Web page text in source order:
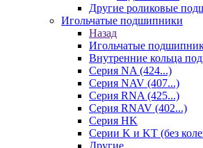
Другие роликовые
Игольчатые подшипники
Назад
Игольчатые
Внутренние кольца
Серия NA (424...)
Серия NAV (407...)
Серия RNA (425...)
Серия RNAV (402...)
Серия HK
Серии K и KT (без
Другие